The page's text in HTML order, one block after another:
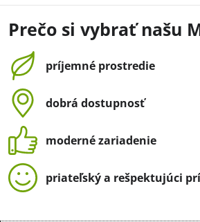
Prečo si vybrať našu
príjemné prostredie
dobrá dostupnosť
moderné zariadenie
priateľský a rešpektujúci